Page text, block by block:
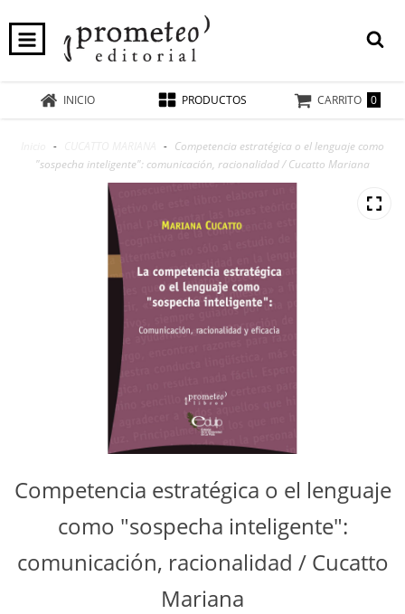
INICIO PRODUCTOS CARRITO 0
- - Competencia estratégica o el lenguaje como
"sospecha inteligente": comunicación, racionalidad / Cucatto Mariana
Competencia estratégica o el lenguaje
como "sospecha inteligente":
comunicación, racionalidad / Cucatto
Mariana